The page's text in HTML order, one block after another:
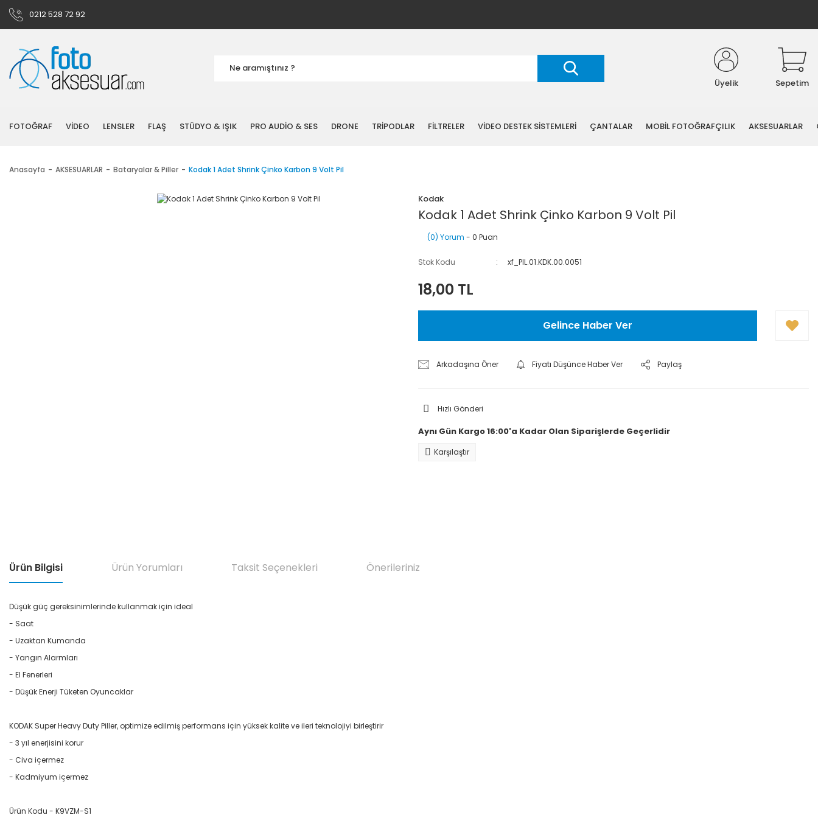
0212 528 72 92
Üyelik Sepetim
FOTOĞRAF VİDEO LENSLER FLAŞ STÜDYO & IŞIK PRO AUDİO & SES DRONE TRİPODLAR FİLTRELER VİDEO DESTEK SİSTEMLERİ ÇANTALAR MOBİL FOTOĞRAFÇILIK AKSESUARLAR
Anasayfa AKSESUARLAR Bataryalar & Piller Kodak 1 Adet Shrink Çinko Karbon 9 Volt Pil
Kodak
Kodak 1 Adet Shrink Çinko Karbon 9 Volt Pil
(0) Yorum - 0 Puan
Stok Kodu xf_PIL.01.KDK.00.0051
18,00 TL
Gelince Haber Ver
Arkadaşına Öner Fiyatı Düşünce Haber Ver Paylaş
Hızlı Gönderi
Aynı Gün Kargo 16:00'a Kadar Olan Siparişlerde Geçerlidir
Karşılaştır
Ürün Bilgisi Ürün Yorumları Taksit Seçenekleri Önerileriniz
Düşük güç gereksinimlerinde kullanmak için ideal
- Saat
- Uzaktan Kumanda
- Yangın Alarmları
- El Fenerleri
- Düşük Enerji Tüketen Oyuncaklar
KODAK Super Heavy Duty Piller, optimize edilmiş performans için yüksek kalite ve ileri teknolojiyi birleştirir
- 3 yıl enerjisini korur
- Civa içermez
- Kadmiyum içermez
Ürün Kodu - K9VZM-S1